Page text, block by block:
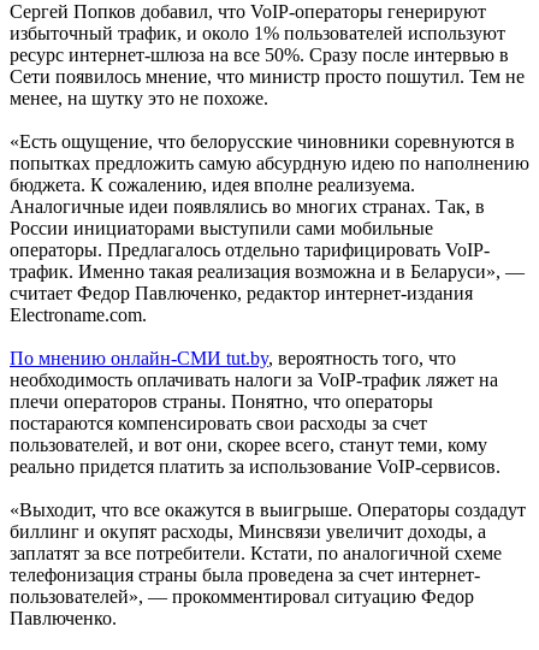
Сергей Попков добавил, что VoIP-операторы генерируют
избыточный трафик, и около 1% пользователей используют
ресурс интернет-шлюза на все 50%. Сразу после интервью в
Сети появилось мнение, что министр просто пошутил. Тем не
менее, на шутку это не похоже.
«Есть ощущение, что белорусские чиновники соревнуются в
попытках предложить самую абсурдную идею по наполнению
бюджета. К сожалению, идея вполне реализуема.
Аналогичные идеи появлялись во многих странах. Так, в
России инициаторами выступили сами мобильные
операторы. Предлагалось отдельно тарифицировать VoIP-
трафик. Именно такая реализация возможна и в Беларуси», —
считает Федор Павлюченко, редактор интернет-издания
Electroname.com.
По мнению онлайн-СМИ tut.by, вероятность того, что
необходимость оплачивать налоги за VoIP-трафик ляжет на
плечи операторов страны. Понятно, что операторы
постараются компенсировать свои расходы за счет
пользователей, и вот они, скорее всего, станут теми, кому
реально придется платить за использование VoIP-сервисов.
«Выходит, что все окажутся в выигрыше. Операторы создадут
биллинг и окупят расходы, Минсвязи увеличит доходы, а
заплатят за все потребители. Кстати, по аналогичной схеме
телефонизация страны была проведена за счет интернет-
пользователей», — прокомментировал ситуацию Федор
Павлюченко.